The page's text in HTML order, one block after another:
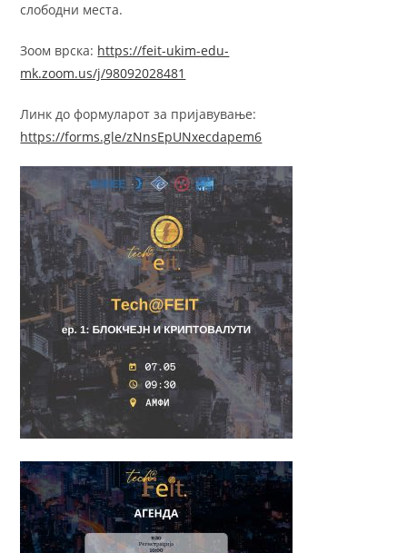
слободни места.
Зоом врска: https://feit-ukim-edu-
mk.zoom.us/j/98092028481
Линк до формуларот за пријавување:
https://forms.gle/zNnsEpUNxecdapem6